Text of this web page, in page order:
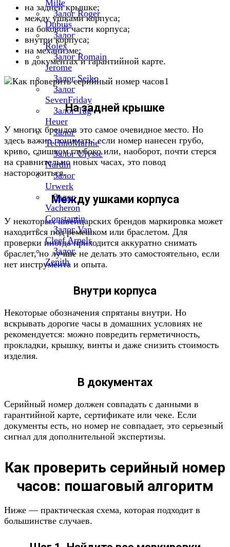
Mille
Залог Roger
Dubuis
Залог
Rolex
Залог Romain
Jerome
Залог Seiko
Залог
SevenFriday
Залог Tag
Heuer
Залог
TechnoMarine
Залог Ulysse
Nardin
Залог
Urwerk
Залог
Vacheron
Constantin
Залог Van
Cleef Arpels
Залог
Zenith
на задней крышке;
между ушками корпуса;
на боковой части корпуса;
внутри корпуса;
на механизме;
в документах и гарантийной карте.
На задней крышке
У многих брендов это самое очевидное место. Но
здесь важно понимать: если номер нанесен грубо,
криво, слишком глубоко или, наоборот, почти стерся
на сравнительно новых часах, это повод
насторожиться.
Между ушками корпуса
У некоторых швейцарских брендов маркировка может
находиться под ремешком или браслетом. Для
проверки иногда приходится аккуратно снимать
браслет, но лучше не делать это самостоятельно, если
нет инструмента и опыта.
Внутри корпуса
Некоторые обозначения спрятаны внутри. Но
вскрывать дорогие часы в домашних условиях не
рекомендуется: можно повредить герметичность,
прокладки, крышку, винты и даже снизить стоимость
изделия.
В документах
Серийный номер должен совпадать с данными в
гарантийной карте, сертификате или чеке. Если
документы есть, но номер не совпадает, это серьезный
сигнал для дополнительной экспертизы.
Как проверить серийный номер
часов: пошаговый алгоритм
Ниже — практическая схема, которая подходит в
большинстве случаев.